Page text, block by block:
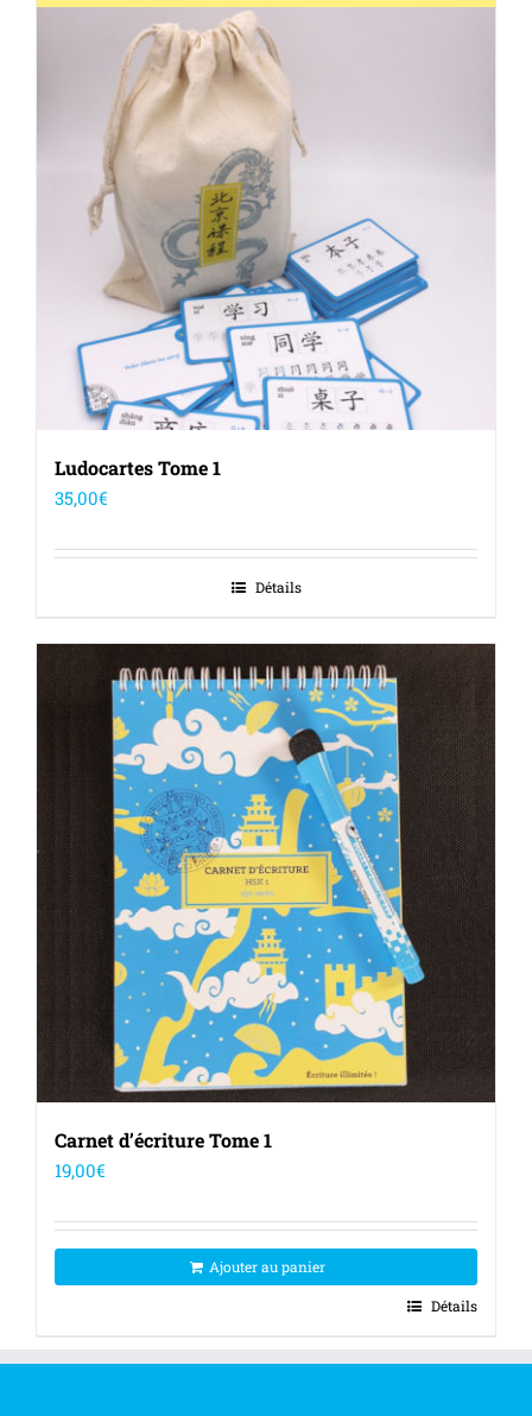
Ludocartes Tome 1
35,00€
Détails
Carnet d’écriture Tome 1
19,00€
Ajouter au panier
Détails